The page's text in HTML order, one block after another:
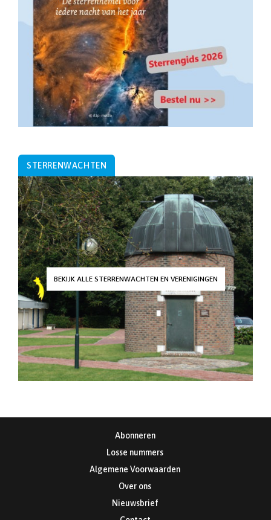
STERRENWACHTEN
BEKIJK ALLE STERRENWACHTEN EN VERENIGINGEN
Abonneren
Losse nummers
Algemene Voorwaarden
Over ons
Nieuwsbrief